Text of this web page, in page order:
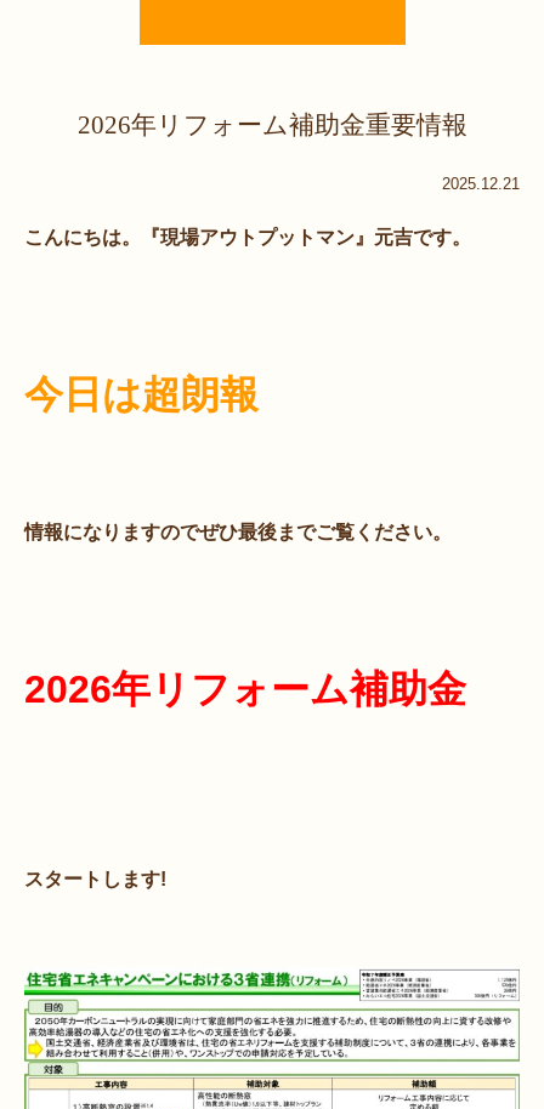
2026年リフォーム補助金重要情報
2025.12.21
こんにちは。『現場アウトプットマン』元吉です。
今日は超朗報
情報になりますのでぜひ最後までご覧ください。
2026年リフォーム補助金
スタートします!